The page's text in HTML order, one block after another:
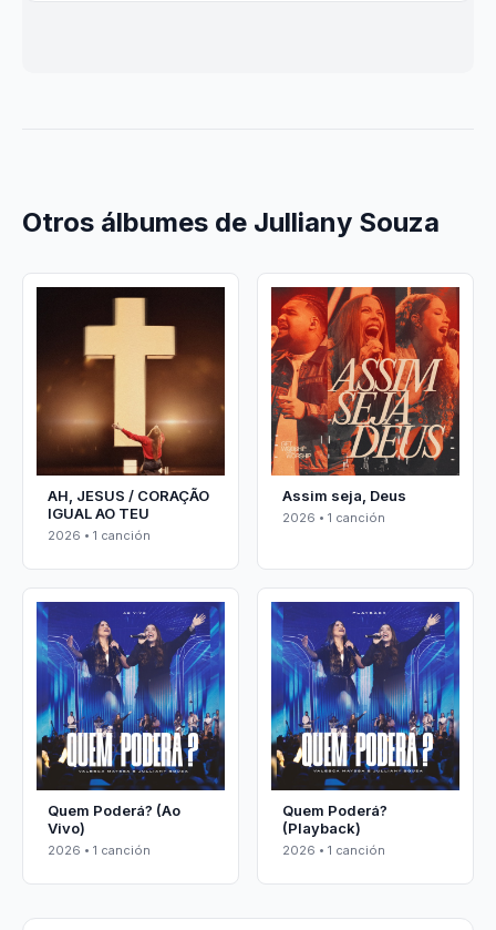
Otros álbumes de Julliany Souza
AH, JESUS / CORAÇÃO
IGUAL AO TEU
2026 • 1 canción
Assim seja, Deus
2026 • 1 canción
Quem Poderá? (Ao
Vivo)
2026 • 1 canción
Quem Poderá?
(Playback)
2026 • 1 canción